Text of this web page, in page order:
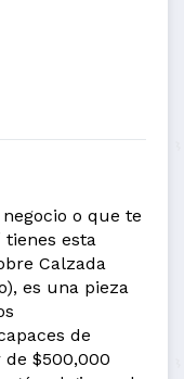
o que te
esta
Calzada
es una pieza
de
$500,000